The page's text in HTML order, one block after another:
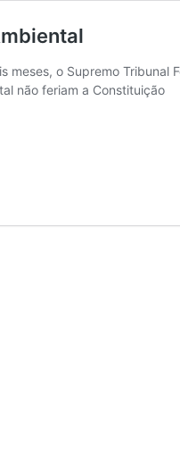
meses, o Supremo Tribunal
não feriam a Constituição